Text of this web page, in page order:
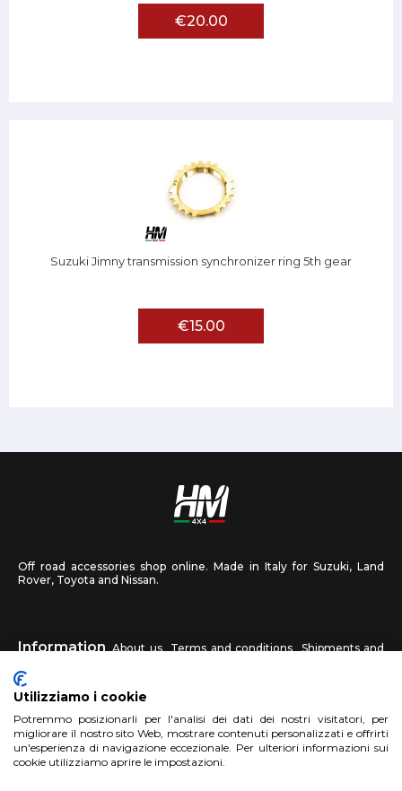
€20.00
Suzuki Jimny transmission synchronizer ring 5th gear
€15.00
Off road accessories shop online. Made in Italy for Suzuki, Land
Rover, Toyota and Nissan.
Information About us Terms and conditions
Shipments and
returns
HM4X4 FAQ Affiliated workshop Send us a photo
Account Sign up
Utilizziamo i cookie
Potremmo posizionarli per l'analisi dei dati dei nostri visitatori, per
migliorare il nostro sito Web, mostrare contenuti personalizzati e offrirti
un'esperienza di navigazione eccezionale. Per ulteriori informazioni sui
cookie utilizziamo aprire le impostazioni.